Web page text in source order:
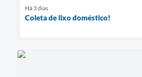
Há 3 dias
Coleta de lixo doméstico!